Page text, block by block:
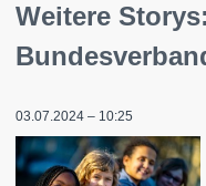
Weitere
03.07.2024 – 10:25